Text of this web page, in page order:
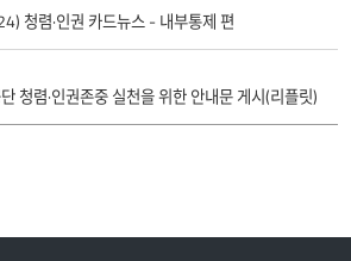
청렴·인권 카드뉴스 - 내부통제 편
청렴·인권존중 실천을 위한 안내문 게시(리플릿)